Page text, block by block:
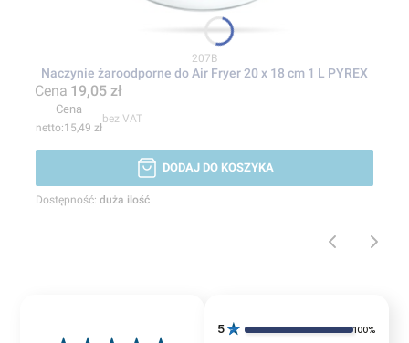
Kod produktu
207B
Naczynie żaroodporne do Air Fryer 20 x 18 cm 1 L PYREX
Cena 19,05 zł
Cena
15,49 zł
bez VAT
DODAJ DO KOSZYKA
Dostępność: duża ilość
5 100%